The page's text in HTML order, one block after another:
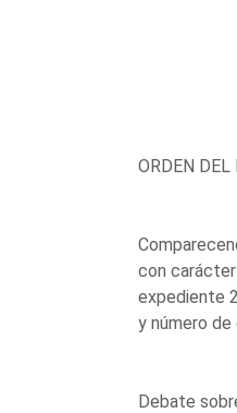
ORDEN DEL
con
expediente
y número
Debate